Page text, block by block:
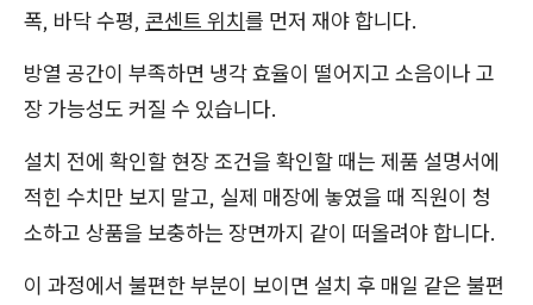
폭, 바닥 수평, 콘센트 위치를 먼저 재야 합니다.
방열 공간이 부족하면 냉각 효율이 떨어지고 소음이나 고
장 가능성도 커질 수 있습니다.
설치 전에 확인할 현장 조건을 확인할 때는 제품 설명서에
적힌 수치만 보지 말고, 실제 매장에 놓였을 때 직원이 청
소하고 상품을 보충하는 장면까지 같이 떠올려야 합니다.
이 과정에서 불편한 부분이 보이면 설치 후 매일 같은 불편